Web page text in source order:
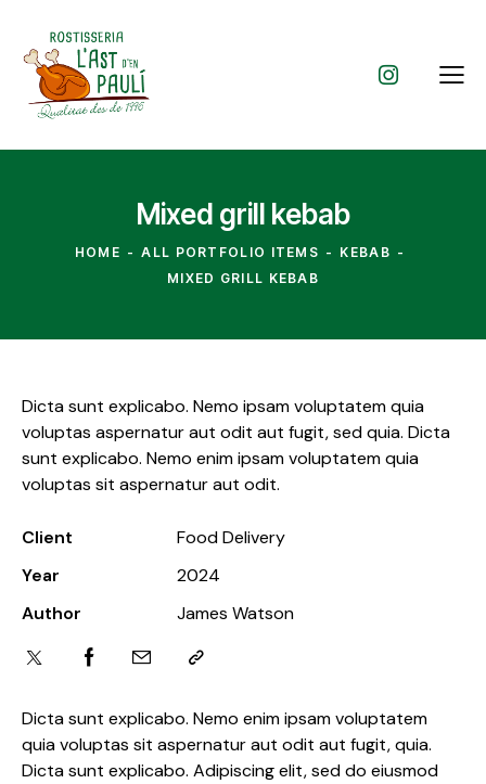
Mixed grill kebab
HOME ALL PORTFOLIO ITEMS
KEBAB
MIXED GRILL KEBAB
Dicta sunt explicabo. Nemo ipsam voluptatem quia
voluptas aspernatur aut odit aut fugit, sed quia. Dicta
sunt explicabo. Nemo enim ipsam voluptatem quia
voluptas sit aspernatur aut odit.
Client
Food Delivery
Year
2024
Author
James Watson
Dicta sunt explicabo. Nemo enim ipsam voluptatem
quia voluptas sit aspernatur aut odit aut fugit, quia.
Dicta sunt explicabo. Adipiscing elit, sed do eiusmod